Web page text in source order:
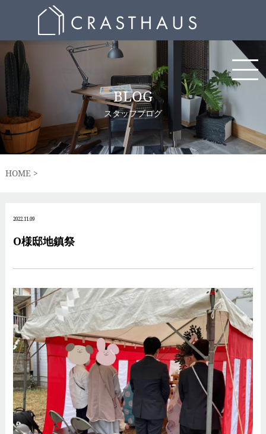
BLOG
スタッフブログ
HOME
2022.11.09
O様邸地鎮祭